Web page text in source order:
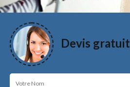
Devis gratuit